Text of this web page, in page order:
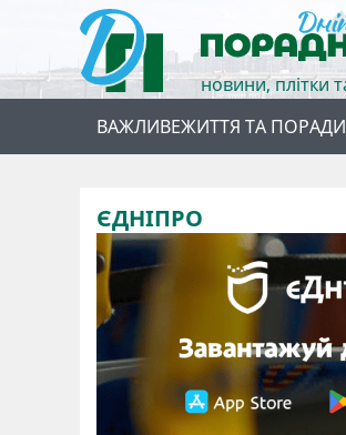
новини, плітки
ВАЖЛИВЕЖИТТЯ ТА ПОРАДИ
ЄДНІПРО